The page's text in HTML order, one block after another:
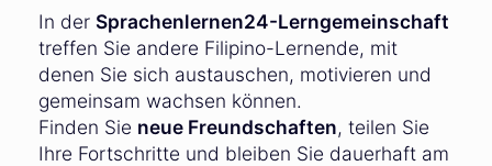
In der Sprachenlernen24-Lerngemeinschaft
treffen Sie andere Filipino-Lernende, mit
denen Sie sich austauschen, motivieren und
gemeinsam wachsen können.
Finden Sie neue Freundschaften, teilen Sie
Ihre Fortschritte und bleiben Sie dauerhaft am